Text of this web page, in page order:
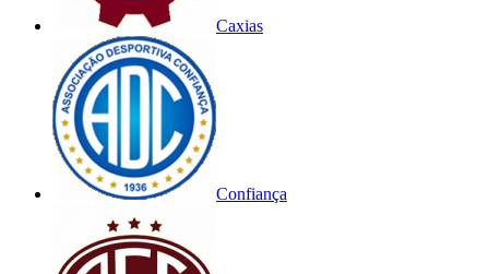
Caxias
Confiança